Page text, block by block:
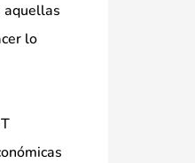
aquellas
lo